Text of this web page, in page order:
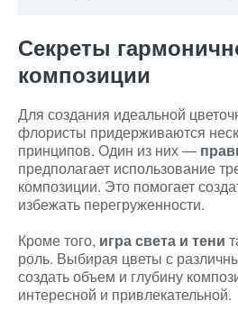
Секреты
композиции
Для создания идеальной
флористы придерживаются
принципов. Один из них —
предполагает использование
композиции. Это помогает
избежать перегруженности.
Кроме того, игра света и тени
роль. Выбирая цветы с
создать объем и глубину
интересной и привлекательной.